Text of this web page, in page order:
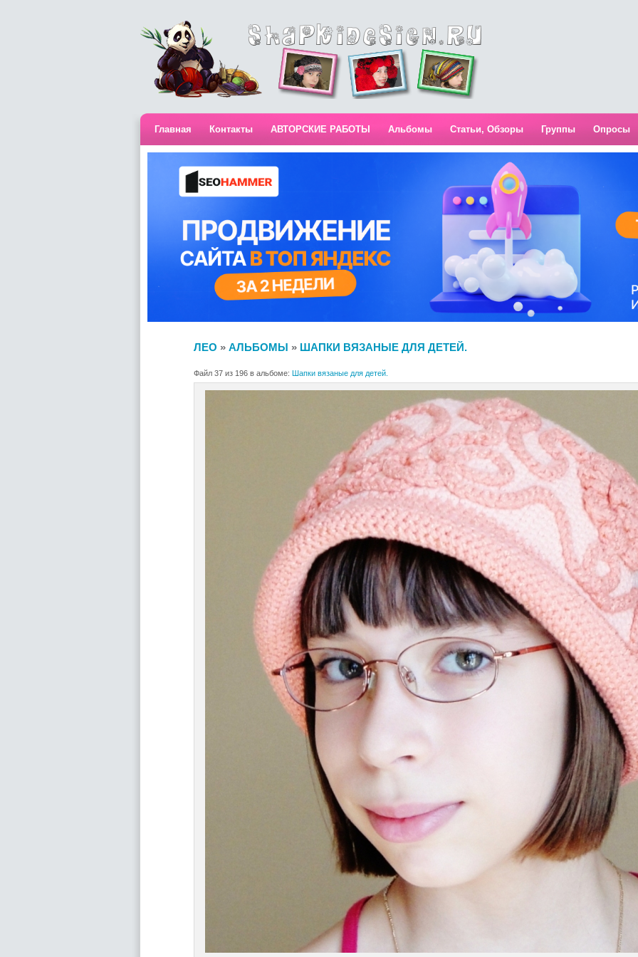
Главная Контакты АВТОРСКИЕ РАБОТЫ Альбомы Статьи, Обзоры Группы Опросы
ЛЕО » АЛЬБОМЫ » ШАПКИ ВЯЗАНЫЕ ДЛЯ ДЕТЕЙ.
Файл 37 из 196 в альбоме: Шапки вязаные для детей.